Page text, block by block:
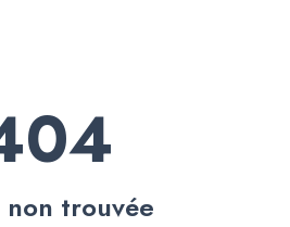
non trouvée